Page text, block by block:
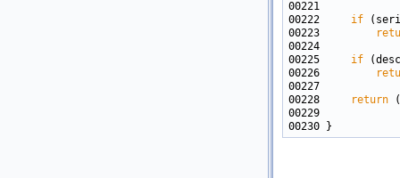
00222 if
00223
00225 if
00226
00228
return